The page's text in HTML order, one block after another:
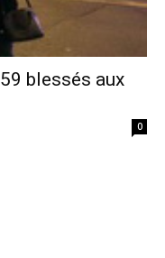
blessés aux
0